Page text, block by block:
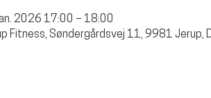
2026 17:00 – 18:00
Fitness, Søndergårdsvej 11, 9981 Jerup,